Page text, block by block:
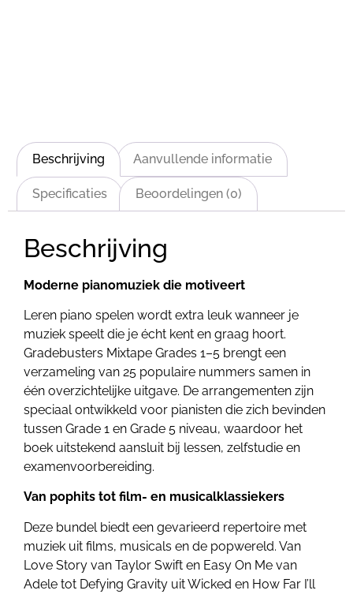
Beschrijving Aanvullende informatie
Specificaties Beoordelingen (0)
Beschrijving
Moderne pianomuziek die motiveert
Leren piano spelen wordt extra leuk wanneer je
muziek speelt die je écht kent en graag hoort.
Gradebusters Mixtape Grades 1–5 brengt een
verzameling van 25 populaire nummers samen in
één overzichtelijke uitgave. De arrangementen zijn
speciaal ontwikkeld voor pianisten die zich bevinden
tussen Grade 1 en Grade 5 niveau, waardoor het
boek uitstekend aansluit bij lessen, zelfstudie en
examenvoorbereiding.
Van pophits tot film- en musicalklassiekers
Deze bundel biedt een gevarieerd repertoire met
muziek uit films, musicals en de popwereld. Van
Love Story van Taylor Swift en Easy On Me van
Adele tot Defying Gravity uit Wicked en How Far I’ll